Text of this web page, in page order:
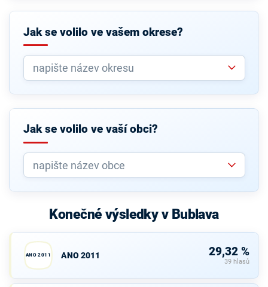
Jak se volilo ve vašem okrese?
Jak se volilo ve vaší obci?
Konečné výsledky v Bublava
ANO 2011 ANO 2011 29,32 %
39 hlasů